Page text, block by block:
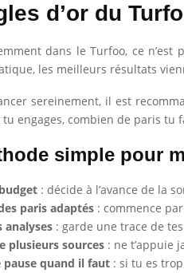
d’or du
dans le Turfoo, ce
les meilleurs résultats
sereinement, il est
engages, combien de paris tu
simple pour
: décide à l’avance de la
paris adaptés : commence
analyses : garde une trace de
plusieurs sources : ne t’appuie
pause quand il faut : si tu es